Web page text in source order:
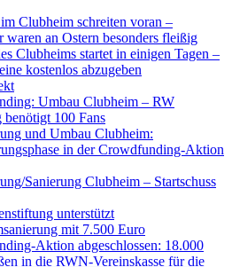
Clubheim schreiten voran –
waren an Ostern besonders fleißig
Clubheims startet in einigen Tagen –
kostenlos abzugeben
Umbau Clubheim – RW
benötigt 100 Fans
und Umbau Clubheim:
in der Crowdfunding-Aktion
Sanierung Clubheim – Startschuss
unterstützt
mit 7.500 Euro
Aktion abgeschlossen: 18.000
in die RWN-Vereinskasse für die